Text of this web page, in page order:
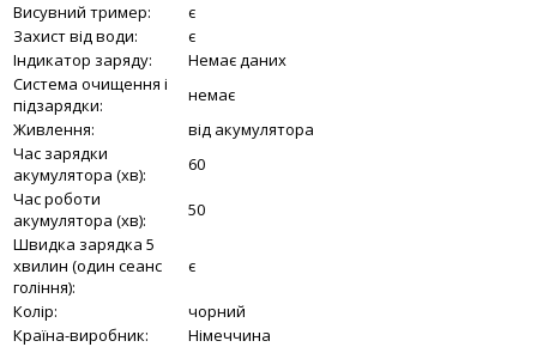
Висувний тример:
є
Захист від води:
є
Індикатор заряду:
Немає даних
Система очищення і
підзарядки:
немає
Живлення:
від акумулятора
Час зарядки
акумулятора (хв):
60
Час роботи
акумулятора (хв):
50
Швидка зарядка 5
хвилин (один сеанс
гоління):
є
Колір:
чорний
Країна-виробник:
Німеччина